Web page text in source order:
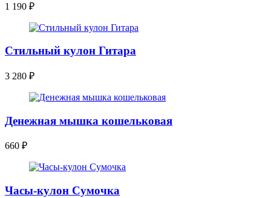
1 190 ₽
Стильный кулон Гитара
3 280 ₽
Денежная мышка кошельковая
660 ₽
Часы-кулон Сумочка